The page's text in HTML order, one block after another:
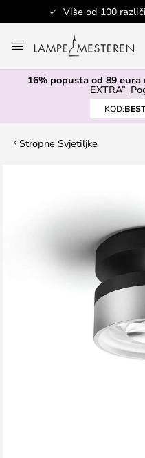
Više od 100
to
Content
16% popusta od 89 eura
EXTRA”
KOD:
Stropne Svjetiljke